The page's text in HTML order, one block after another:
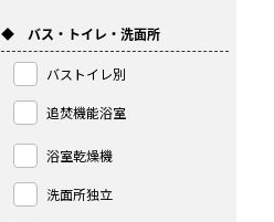
◆ バス・トイレ・洗面所
バストイレ別
追焚機能浴室
浴室乾燥機
洗面所独立